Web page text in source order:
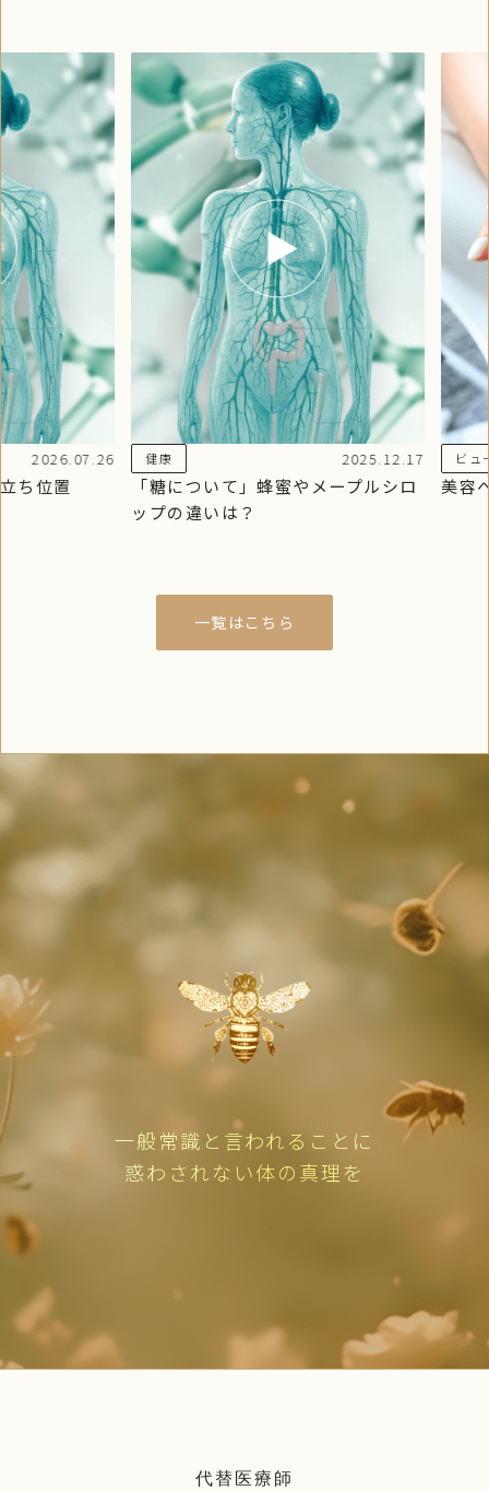
2026.07.26
ち位置
2025.12.17
健康
「糖について」蜂蜜やメープルシロ
ップの違いは？
ビュ
美容
一覧はこちら
一般常識と言われることに
惑わされない体の真理を
代替医療師